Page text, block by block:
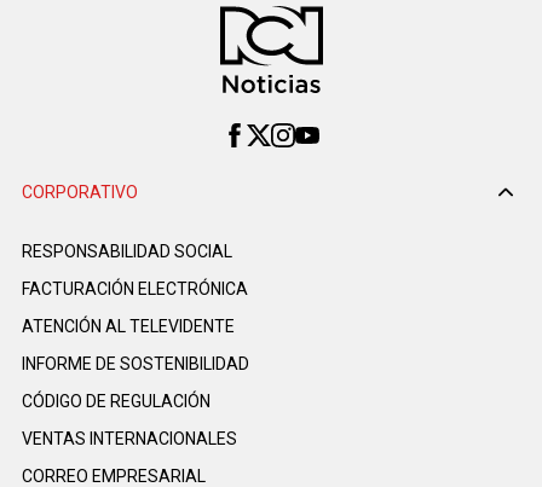
CORPORATIVO
RESPONSABILIDAD SOCIAL
FACTURACIÓN ELECTRÓNICA
ATENCIÓN AL TELEVIDENTE
INFORME DE SOSTENIBILIDAD
CÓDIGO DE REGULACIÓN
VENTAS INTERNACIONALES
CORREO EMPRESARIAL